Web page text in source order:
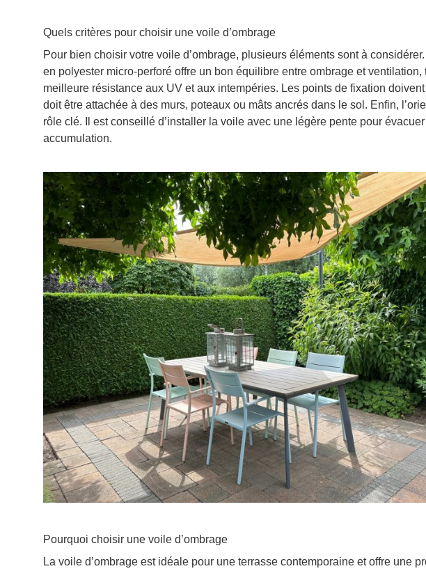
Quels critères pour choisir une voile d’ombrage
Pour bien choisir votre voile d’ombrage, plusieurs éléments sont à
en polyester micro-perforé offre un bon équilibre entre ombrage et
meilleure résistance aux UV et aux intempéries. Les points de fixation
doit être attachée à des murs, poteaux ou mâts ancrés dans le sol. Enfin,
rôle clé. Il est conseillé d’installer la voile avec une légère pente pour
accumulation.
Pourquoi choisir une voile d’ombrage
La voile d’ombrage est idéale pour une terrasse contemporaine et offre une